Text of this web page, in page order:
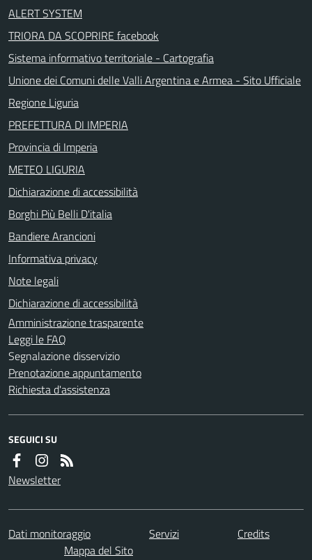
ALERT SYSTEM
TRIORA DA SCOPRIRE facebook
Sistema informativo territoriale - Cartografia
Unione dei Comuni delle Valli Argentina e Armea - Sito Ufficiale
Regione Liguria
PREFETTURA DI IMPERIA
Provincia di Imperia
METEO LIGURIA
Dichiarazione di accessibilità
Borghi Più Belli D'italia
Bandiere Arancioni
Informativa privacy
Note legali
Dichiarazione di accessibilità
Amministrazione trasparente
Leggi le FAQ
Segnalazione disservizio
Prenotazione appuntamento
Richiesta d'assistenza
SEGUICI SU
Newsletter
Dati monitoraggio Servizi
Credits
Mappa del Sito